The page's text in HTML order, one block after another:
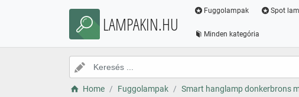
LAMPAKIN.HU
Fuggolampak Spot
Minden kategória
Home Fuggolampak Smart hanglamp donkerbrons